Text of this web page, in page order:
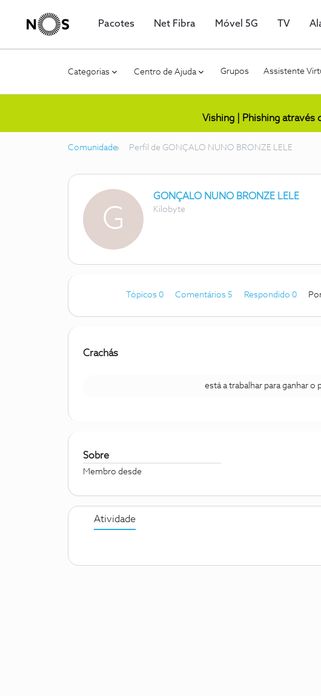
Pacotes Net Fibra Móvel 5G TV
Categorias Centro de Ajuda Grupos Assistente
Vishing | Phishing através
Comunidade Perfil de GONÇALO NUNO BRONZE LELE
G
GONÇALO NUNO BRONZE LELE
Kilobyte
Tópicos 0 Comentários 5 Respondido 0
Crachás
está a trabalhar para ganhar o
Sobre
Membro desde
Atividade